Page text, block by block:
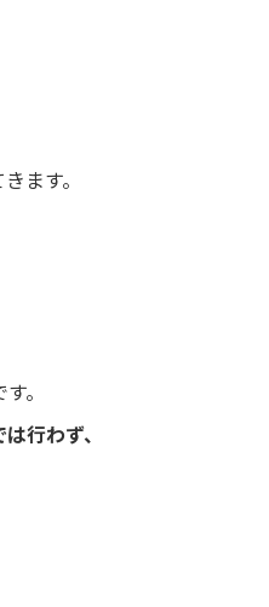
ます。
。
行わず、